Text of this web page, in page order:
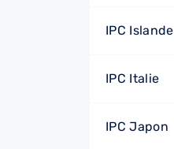
IPC Islande
IPC Italie
IPC Japon